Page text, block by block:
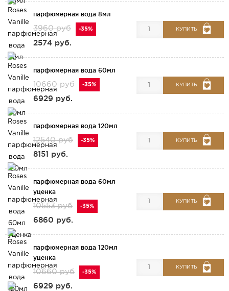
парфюмерная вода 8мл
3960 руб -35%
2574 руб.
КУПИТЬ
парфюмерная вода 60мл
10660 руб -35%
6929 руб.
КУПИТЬ
парфюмерная вода 120мл
12540 руб -35%
8151 руб.
КУПИТЬ
парфюмерная вода 60мл
уценка
10553 руб -35%
6860 руб.
КУПИТЬ
парфюмерная вода 120мл
уценка
10660 руб -35%
6929 руб.
КУПИТЬ